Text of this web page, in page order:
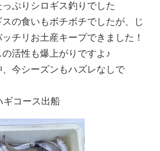
ぷりシロギス釣りでした
の食いもボチボチでしたが、じ
チリお土産キープできました！
活性も爆上がりですよ♪
今シーズンもハズレなしで
ギコース出船